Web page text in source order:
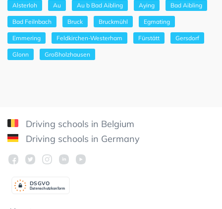
Alsterloh Au Au b Bad Aibling Aying Bad Aibling
Bad Feilnbach Bruck Bruckmühl Egmating
Emmering Feldkirchen-Westerham Fürstätt Gersdorf
Glonn Großholzhausen
Driving schools in Belgium
Driving schools in Germany
Datenschutzkonform
DSGVO